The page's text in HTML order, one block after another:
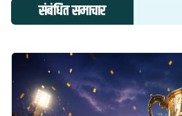
संबंधित समाचार